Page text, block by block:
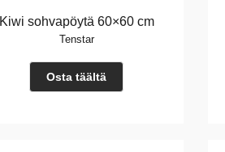
Kiwi sohvapöytä 60×60 cm
Tenstar
Osta täältä